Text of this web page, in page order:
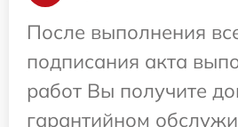
После выполнения
подписания акта
работ Вы получите
гарантийном